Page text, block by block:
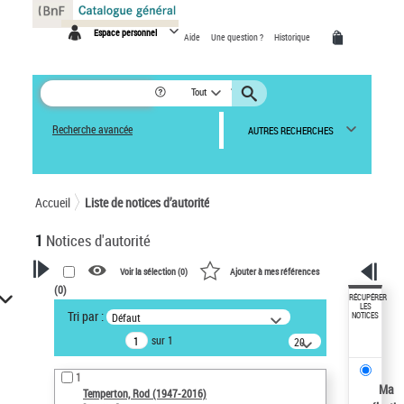
Espace personnel Aide Une question ? Historique
Tout
Recherche avancée AUTRES RECHERCHES
Accueil Liste de notices d’autorité
1 Notices d'autorité
VOTRE RECHERCHE
Recherche avancée dans les
notices d’autorité
Œuvres liées à l'auteur :
Temperton, Rod (1947-2016)
Voir la sélection (0) Ajouter à mes références
(0)
Tri par : Défaut
sur 1
20
résultats/page
1
Temperton, Rod (1947-2016)
RÉCUPÉRER
LES
NOTICES
Ma
Panneau de gestion des cookies